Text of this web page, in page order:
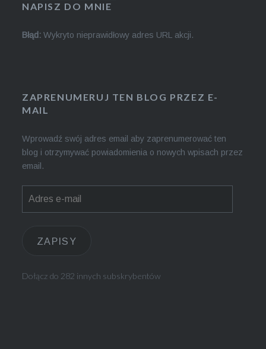
NAPISZ DO MNIE
Błąd: Wykryto nieprawidłowy adres URL akcji.
ZAPRENUMERUJ TEN BLOG PRZEZ E-
MAIL
Wprowadź swój adres email aby zaprenumerować ten
blog i otrzymywać powiadomienia o nowych wpisach przez
email.
mail
ZAPISY
Dołącz do 282 innych subskrybentów